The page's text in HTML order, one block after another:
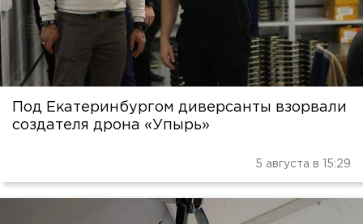
Под Екатеринбургом диверсанты взорвали
создателя дрона «Упырь»
5 августа в 15:29